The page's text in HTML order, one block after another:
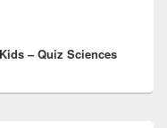
– Quiz Sciences